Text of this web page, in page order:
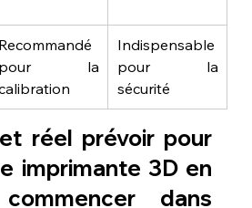
Recommandé
pour la
Indispensable
pour la
sécurité
réel prévoir pour
imprimante 3D en
dans